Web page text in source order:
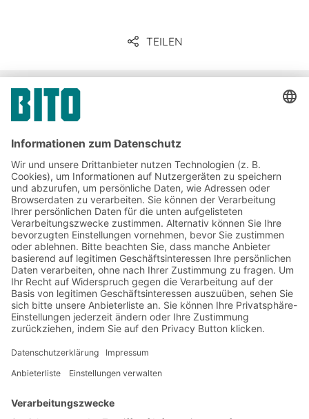
TEILEN
Unternehmenskommunikation
& Presse
Jetzt beim BITO Newsletter
anmelden:
Lager- & Logistiknews
Exklusive Rabatte
Neuheiten
Newsletter abonnieren
Lösungen